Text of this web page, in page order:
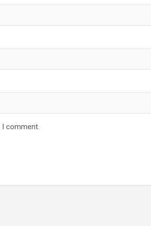
comment.